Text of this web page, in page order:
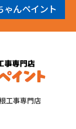
ゃんペイント
工事専門店